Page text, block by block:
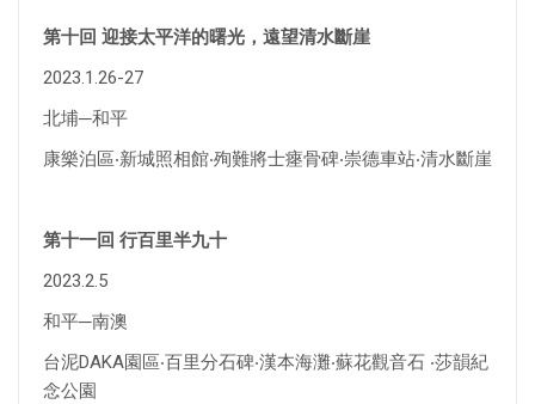
第十回 迎接太平洋的曙光，遠望清水斷崖
2023.1.26-27
北埔─和平
康樂泊區‧新城照相館‧殉難將士瘞骨碑‧崇德車站‧清水斷崖
第十一回 行百里半九十
2023.2.5
和平─南澳
台泥DAKA園區‧百里分石碑‧漢本海灘‧蘇花觀音石 ‧莎韻紀
念公園